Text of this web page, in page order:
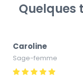
Quelques
Caroline
Sage-femme